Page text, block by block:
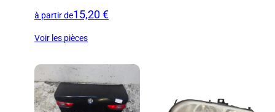
à partir de15,20 €
Voir les pièces